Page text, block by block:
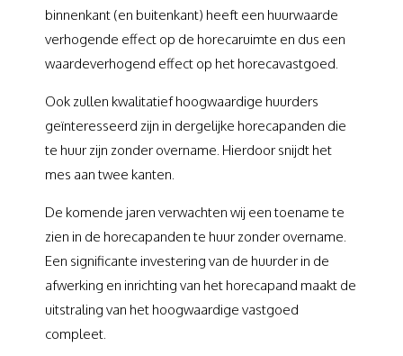
binnenkant (en buitenkant) heeft een huurwaarde
verhogende effect op de horecaruimte en dus een
waardeverhogend effect op het horecavastgoed.
Ook zullen kwalitatief hoogwaardige huurders
geïnteresseerd zijn in dergelijke horecapanden die
te huur zijn zonder overname. Hierdoor snijdt het
mes aan twee kanten.
De komende jaren verwachten wij een toename te
zien in de horecapanden te huur zonder overname.
Een significante investering van de huurder in de
afwerking en inrichting van het horecapand maakt de
uitstraling van het hoogwaardige vastgoed
compleet.